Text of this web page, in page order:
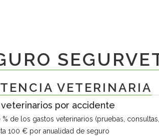
VETERINARIA
veterinarios por accidente
% de los gastos veterinarios (pruebas,
100 € por anualidad de seguro